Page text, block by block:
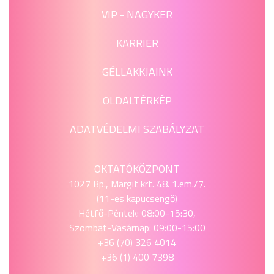
VIP - NAGYKER
KARRIER
GÉLLAKKJAINK
OLDALTÉRKÉP
ADATVÉDELMI SZABÁLYZAT
OKTATÓKÖZPONT
1027 Bp., Margit krt. 48. 1.em./7.
(11-es kapucsengő)
Hétfő-Péntek: 08:00-15:30,
Szombat-Vasárnap: 09:00-15:00
+36 (70) 326 4014
+36 (1) 400 7398